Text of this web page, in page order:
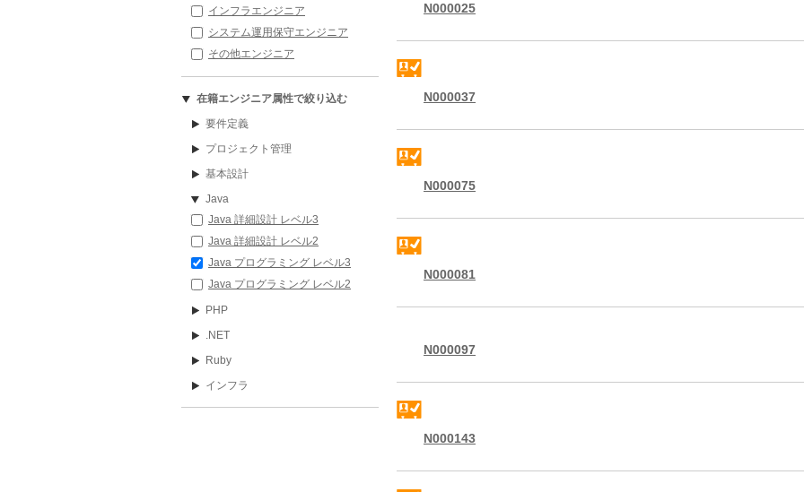
インフラエンジニア
システム運用保守エンジニア
その他エンジニア
在籍エンジニア属性で絞り込む
要件定義
プロジェクト管理
基本設計
Java
Java 詳細設計 レベル3
Java 詳細設計 レベル2
Java プログラミング レベル3
Java プログラミング レベル2
PHP
.NET
Ruby
インフラ
N000025
N000037
N000075
N000081
N000097
N000143